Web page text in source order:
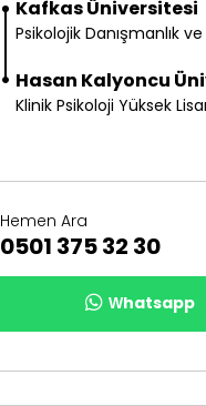
Kafkas Üniversitesi
Psikolojik Danışmanlık
Hasan Kalyoncu
Klinik Psikoloji Yüksek
Hemen Ara
0501 375 32 30
Whatsapp